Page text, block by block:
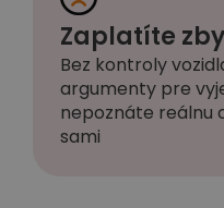
Zaplatíte
Bez kontroly
argumenty pre
nepoznáte reálnu
sami